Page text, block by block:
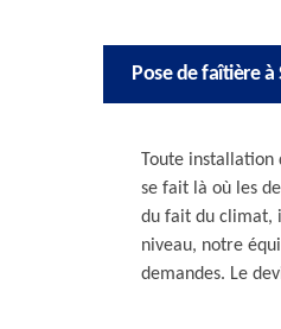
Pose de faîtière à
Toute
se fait là où les
du fait du climat,
niveau, notre
demandes. Le